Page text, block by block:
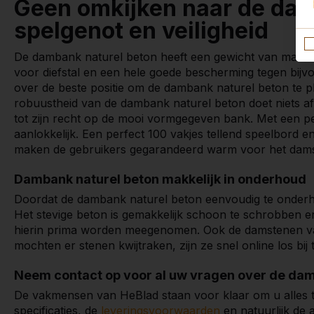
Geen omkijken naar de
spelgenot en veiligheid
De dambank naturel beton heeft een gewicht van maar
voor diefstal en een hele goede bescherming tegen
over de beste positie om de dambank naturel beton te
robuustheid van de dambank naturel beton doet niets
tot zijn recht op de mooi vormgegeven bank. Met een
aanlokkelijk. Een perfect 100 vakjes tellend speelbord
maken de gebruikers gegarandeerd warm voor het
Dambank naturel beton makkelijk in onderhoud
Doordat de dambank naturel beton eenvoudig te
Het stevige beton is gemakkelijk schoon te schrobben
hierin prima worden meegenomen. Ook de damstenen
mochten er stenen kwijtraken, zijn ze snel online los bij
Neem contact op voor al uw vragen over de
De vakmensen van HeBlad staan voor klaar om u
specificaties, de leveringsvoorwaarden en natuurlijk de